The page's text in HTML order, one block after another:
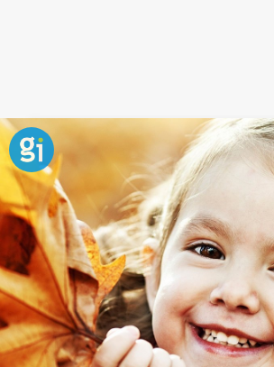
Frase sobre el esfuerzo y
felicidad
Encontrar la felicidad es una tarea
es regalada ni aparece por arte de
actitud hacia los niños, educarles en la
la comunicación, será lo que les haga
poco ser más felices. La felicidad se
través de la constancia y la unión
hijos.